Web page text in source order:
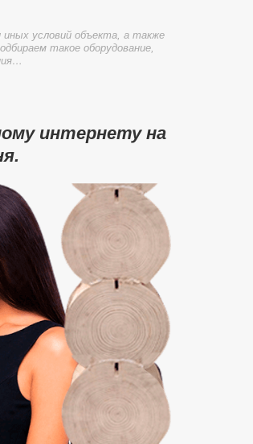
иных условий объекта, а также
такое оборудование,
интернету на